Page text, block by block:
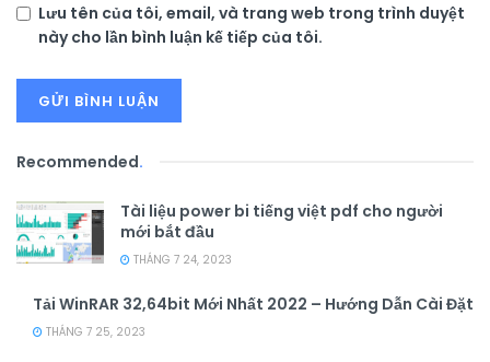
Lưu tên của tôi, email, và trang web trong trình duyệt
này cho lần bình luận kế tiếp của tôi.
Recommended.
Tài liệu power bi tiếng việt pdf cho người
mới bắt đầu
THÁNG 7 24, 2023
Tải WinRAR 32,64bit Mới Nhất 2022 – Hướng Dẫn Cài Đặt
THÁNG 7 25, 2023